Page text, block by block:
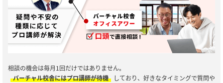
相談の機会は毎月1回だけではありません。
バーチャル校舎にはプロ講師が待機
しており、好きなタイミングで質問や